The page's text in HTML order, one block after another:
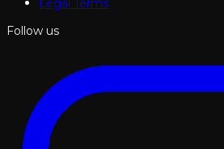
Legal Terms
Follow us